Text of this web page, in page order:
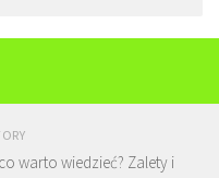
warto wiedzieć? Zalety i